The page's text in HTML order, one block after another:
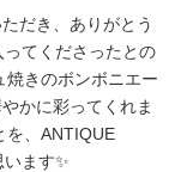
だき、ありがとう
てくださったとの
焼きのボンボニエー
かに彩ってくれま
を、ANTIQUE
ます✨